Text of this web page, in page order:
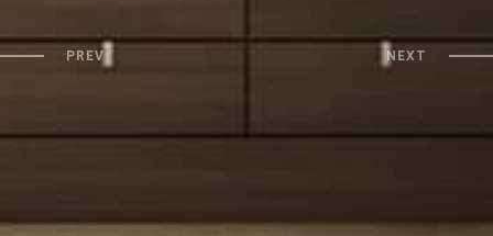
PREV NEXT